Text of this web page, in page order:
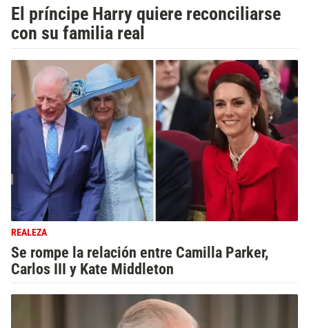
El príncipe Harry quiere reconciliarse
con su familia real
REALEZA
Se rompe la relación entre Camilla Parker,
Carlos III y Kate Middleton